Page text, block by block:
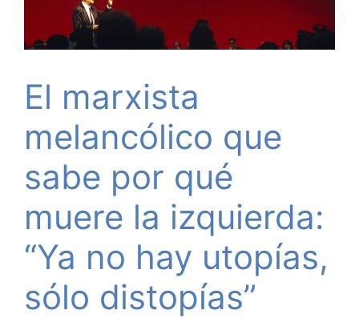
El marxista
melancólico que
sabe por qué
muere la izquierda:
“Ya no hay utopías,
sólo distopías”